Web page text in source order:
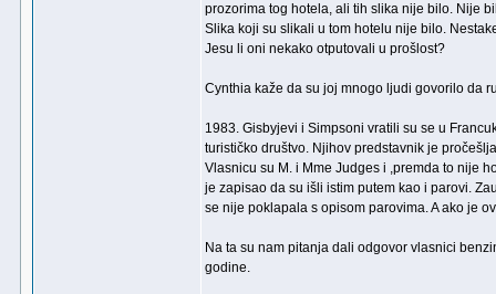
prozorima tog hotela, ali tih slika nije bilo. Nije
Slika koji su slikali u tom hotelu nije bilo.
Jesu li oni nekako otputovali u prošlost?
Cynthia kaže da su joj mnogo ljudi govorilo da
1983. Gisbyjevi i Simpsoni vratili su se u
turističko društvo. Njihov predstavnik je
Vlasnicu su M. i Mme Judges i ,premda to nije
je zapisao da su išli istim putem kao i parovi.
se nije poklapala s opisom parovima. A ako je
Na ta su nam pitanja dali odgovor vlasnici
godine.